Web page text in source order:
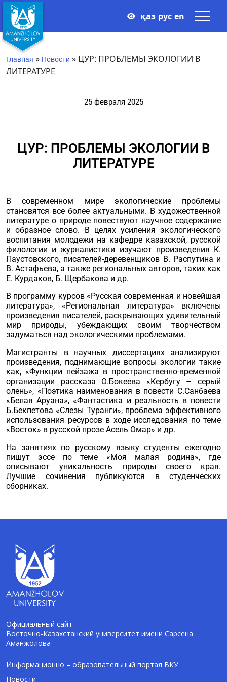
қаз рус en
Главная » Новости » ЦУР: ПРОБЛЕМЫ ЭКОЛОГИИ В
ЛИТЕРАТУРЕ
25 февраля 2025
ЦУР: ПРОБЛЕМЫ ЭКОЛОГИИ В
ЛИТЕРАТУРЕ
В современном мире экологические проблемы
становятся все более актуальными. В художественной
литературе о природе повествуют научное содержание
и образное слово. В целях усиления экологического
воспитания молодежи на кафедре казахской, русской
филологии и журналистики изучают произведения К.
Паустовского, писателей-деревенщиков В. Распутина и
В. Астафьева, а также региональных авторов, таких как
Е. Курдаков, Б. Щербакова и др.
В программу курсов «Русская современная и новейшая
литература», «Региональная литература» включены
произведения писателей, раскрывающих удивительный
мир природы, убеждающих своим творчеством
задуматься над экологическими проблемами.
Магистранты в научных диссертациях анализируют
произведения, поднимающие вопросы экологии такие
как, «Функции пейзажа в пространственно-временной
организации рассказа О.Бокеева «Кербугу – серый
олень», «Поэтика наименования в повести С.Санбаева
«Белая Аруана», «Фантастика и реальность в повести
Б.Бекпетова «Слезы Туранги», проблема эффективного
использования ресурсов в ходе исследования по теме
«Восток» в русской прозе Асель Омар» и др.
На занятиях по русскому языку студенты ежегодно
пишут эссе по теме «Моя малая родина», где
описывают уникальность природы своего края.
Лучшие сочинения публикуются в студенческих
сборниках.
Официальный сайт
Восточно-Казахстанский университет имени Сарсена
Аманжолова
Информационно – образовательный портал ВКУ
Новости
Помощник Amanzholov University